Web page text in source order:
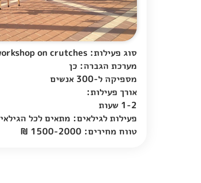
סוג פעילות: Walking workshop on crutches
מערכת הגברה: כן
מספיקה ל-300 אנשים
אורך פעילות:
1-2 שעות
פעילות לגילאים: מתאים לכל
טווח מחירים: 1500-2000 ₪